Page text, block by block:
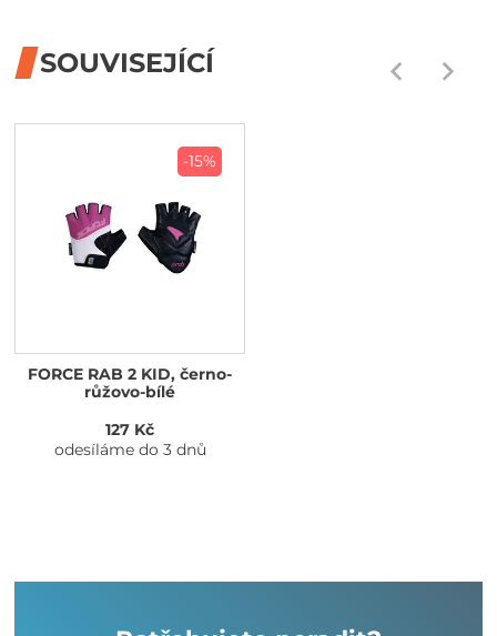
SOUVISEJÍCÍ
-15%
FORCE RAB 2 KID, černo-
růžovo-bílé
127 Kč
odesíláme do 3 dnů